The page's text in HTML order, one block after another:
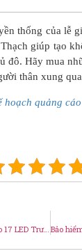
thống của lễ
giúp tạo
đô. Hãy mua
thân xung
hoạch quảng
Emirates – quảng cáo 17 LED Trường Sơn